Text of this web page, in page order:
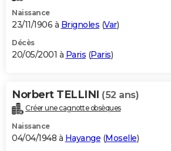
Naissance
23/11/1906 à Brignoles (Var)
Décès
20/05/2001 à Paris (Paris)
Norbert TELLINI (52 ans)
Créer une cagnotte obsèques
Naissance
04/04/1948 à Hayange (Moselle)